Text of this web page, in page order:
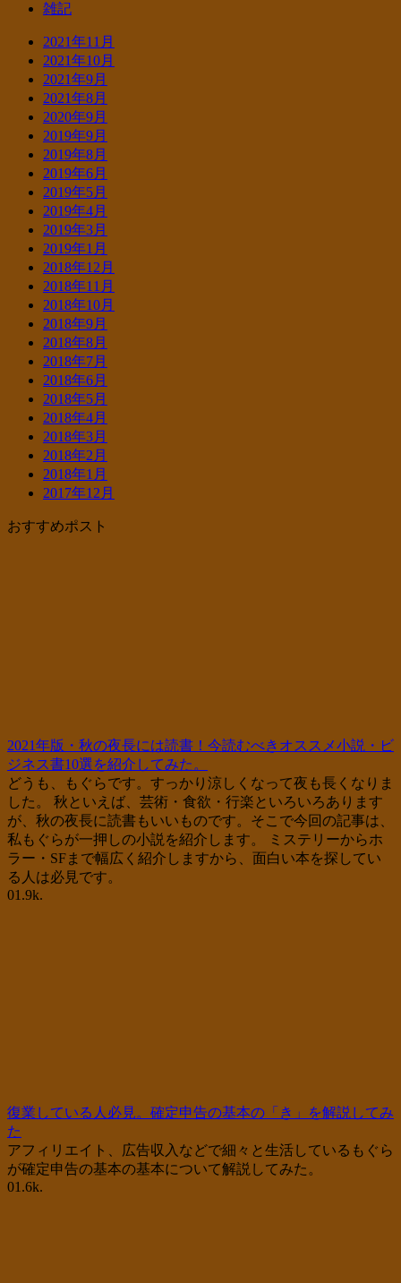
雑記
2021年11月
2021年10月
2021年9月
2021年8月
2020年9月
2019年9月
2019年8月
2019年6月
2019年5月
2019年4月
2019年3月
2019年1月
2018年12月
2018年11月
2018年10月
2018年9月
2018年8月
2018年7月
2018年6月
2018年5月
2018年4月
2018年3月
2018年2月
2018年1月
2017年12月
おすすめポスト
2021年版・秋の夜長には読書！今読むべきオススメ小説・ビ
ジネス書10選を紹介してみた。
どうも、もぐらです。すっかり涼しくなって夜も長くなりま
した。 秋といえば、芸術・食欲・行楽といろいろあります
が、秋の夜長に読書もいいものです。そこで今回の記事は、
私もぐらが一押しの小説を紹介します。 ミステリーからホ
ラー・SFまで幅広く紹介しますから、面白い本を探してい
る人は必見です。
01.9k.
復業している人必見。確定申告の基本の「き」を解説してみ
た
アフィリエイト、広告収入などで細々と生活しているもぐら
が確定申告の基本の基本について解説してみた。
01.6k.